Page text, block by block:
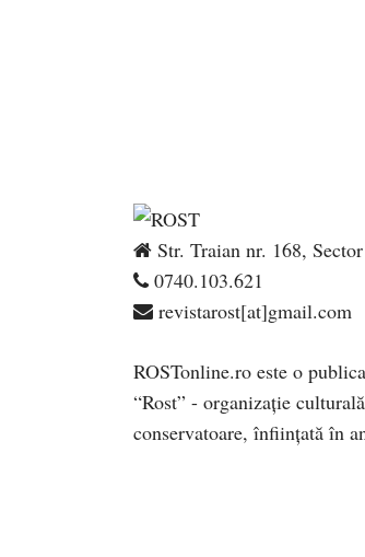
Str. Traian nr. 168,
0740.103.621
revistarost[at]gmail.com
ROSTonline.ro este o
“Rost” - organizaţie
conservatoare, înfiinţată în